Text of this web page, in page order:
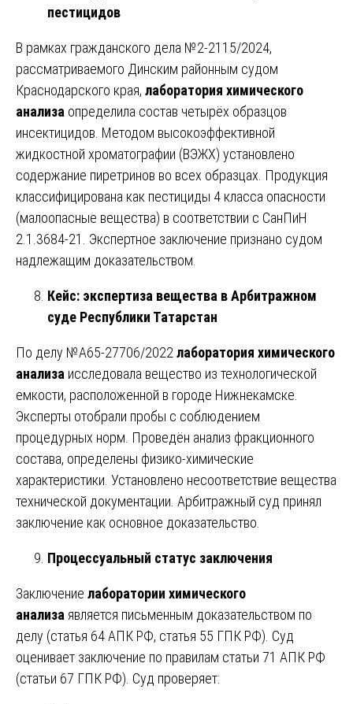
пестицидов
В рамках гражданского дела №2-2115/2024,
рассматриваемого Динским районным судом
Краснодарского края, лаборатория химического
анализа определила состав четырёх образцов
инсектицидов. Методом высокоэффективной
жидкостной хроматографии (ВЭЖХ) установлено
содержание пиретринов во всех образцах. Продукция
классифицирована как пестициды 4 класса опасности
(малоопасные вещества) в соответствии с СанПиН
2.1.3684-21. Экспертное заключение признано судом
надлежащим доказательством.
Кейс: экспертиза вещества в Арбитражном
суде Республики Татарстан
По делу №А65-27706/2022 лаборатория химического
анализа исследовала вещество из технологической
емкости, расположенной в городе Нижнекамске.
Эксперты отобрали пробы с соблюдением
процедурных норм. Проведён анализ фракционного
состава, определены физико-химические
характеристики. Установлено несоответствие вещества
технической документации. Арбитражный суд принял
заключение как основное доказательство.
Процессуальный статус заключения
Заключение лаборатории химического
анализа является письменным доказательством по
делу (статья 64 АПК РФ, статья 55 ГПК РФ). Суд
оценивает заключение по правилам статьи 71 АПК РФ
(статьи 67 ГПК РФ). Суд проверяет: